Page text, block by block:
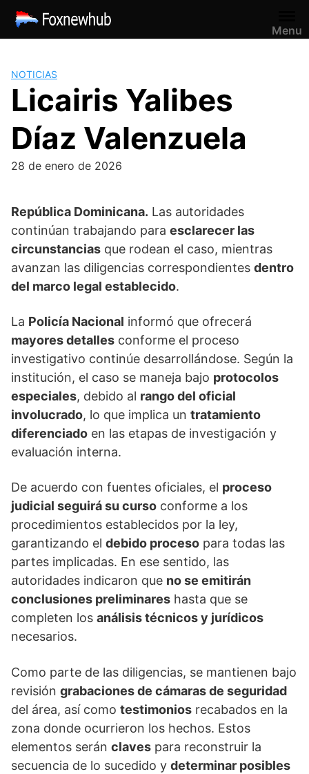
Saltar
contenido
Menu
NOTICIAS
Licairis Yalibes
Díaz Valenzuela
28 de enero de 2026
República Dominicana. Las autoridades
continúan trabajando para esclarecer las
circunstancias que rodean el caso, mientras
avanzan las diligencias correspondientes dentro
del marco legal establecido.
La Policía Nacional informó que ofrecerá
mayores detalles conforme el proceso
investigativo continúe desarrollándose. Según la
institución, el caso se maneja bajo protocolos
especiales, debido al rango del oficial
involucrado, lo que implica un tratamiento
diferenciado en las etapas de investigación y
evaluación interna.
De acuerdo con fuentes oficiales, el proceso
judicial seguirá su curso conforme a los
procedimientos establecidos por la ley,
garantizando el debido proceso para todas las
partes implicadas. En ese sentido, las
autoridades indicaron que no se emitirán
conclusiones preliminares hasta que se
completen los análisis técnicos y jurídicos
necesarios.
Como parte de las diligencias, se mantienen bajo
revisión grabaciones de cámaras de seguridad
del área, así como testimonios recabados en la
zona donde ocurrieron los hechos. Estos
elementos serán claves para reconstruir la
secuencia de lo sucedido y determinar posibles